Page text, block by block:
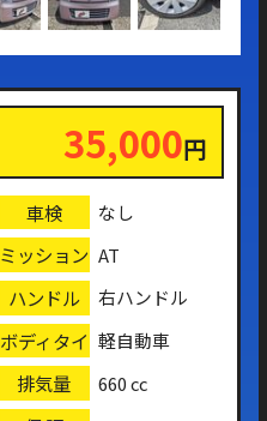
35,000円
車検 なし
ミッション AT
ハンドル 右ハンドル
ボディタイ
プ
軽自動車
排気量 660 cc